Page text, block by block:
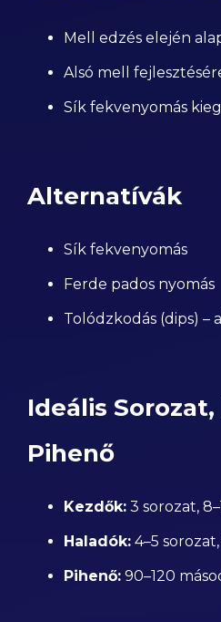
Mell edzés elején
Alsó mell
Sík fekvenyomás
Alternatívák
Sík fekvenyomás
Ferde pados nyomás
Tolódzkodás (dips) –
Ideális
Pihenő
Kezdők: 3 sorozat,
Haladók: 4–5
Pihenő: 90–120